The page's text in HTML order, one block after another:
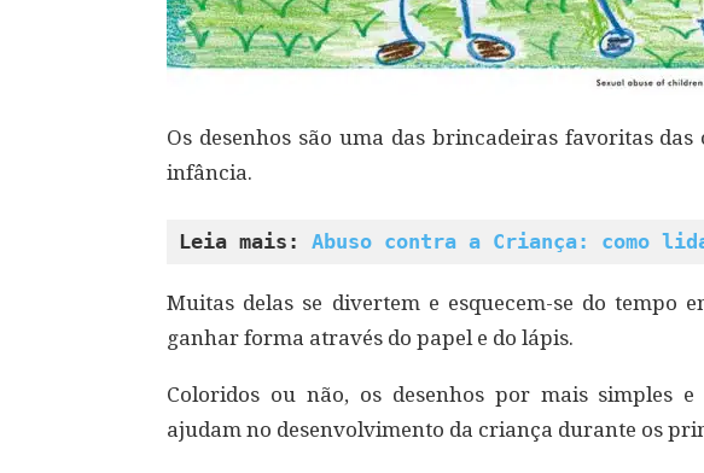
Os desenhos são uma das brincadeiras favoritas
infância.
Leia mais: Abuso contra a Criança: como
Muitas delas se divertem e esquecem-se do tempo
ganhar forma através do papel e do lápis.
Coloridos ou não, os desenhos por mais simples
ajudam no desenvolvimento da criança durante os